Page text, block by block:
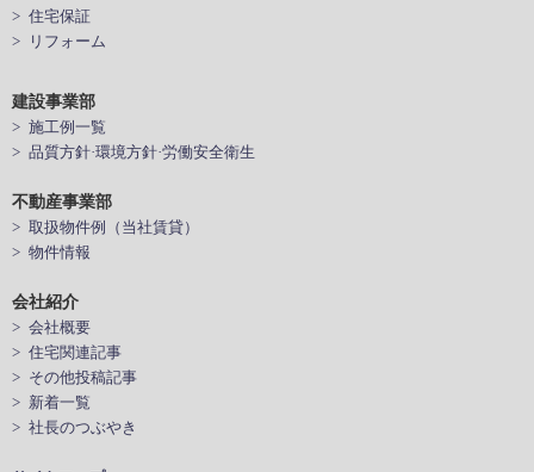
> 住宅保証
> リフォーム
建設事業部
> 施工例一覧
> 品質方針·環境方針·労働安全衛生
不動産事業部
> 取扱物件例（当社賃貸）
> 物件情報
会社紹介
> 会社概要
> 住宅関連記事
> その他投稿記事
> 新着一覧
> 社長のつぶやき